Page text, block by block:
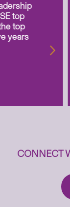
top
top
years
CONNECT